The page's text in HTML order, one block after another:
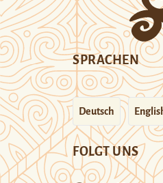
SPRACHEN
Deutsch
FOLGT UNS